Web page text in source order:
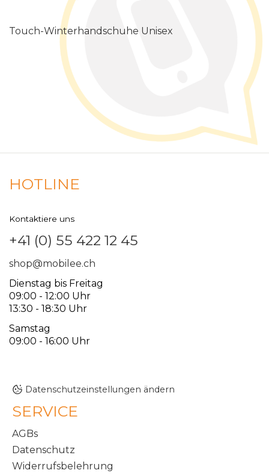
Touch-Winterhandschuhe Unisex
HOTLINE
Kontaktiere uns
+41 (0) 55 422 12 45
shop@mobilee.ch
Dienstag bis Freitag
09:00 - 12:00 Uhr
13:30 - 18:30 Uhr
Samstag
09:00 - 16:00 Uhr
Datenschutzeinstellungen ändern
SERVICE
AGBs
Datenschutz
Widerrufsbelehrung